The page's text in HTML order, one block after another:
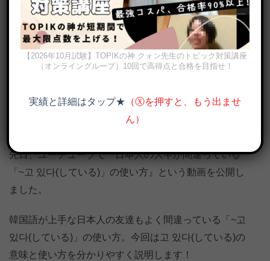
고 있다, 고 있어요(している)の意味と様々な使い方
先日、ユーチューブで『日本人の大半が間違っている
「~고 있다(している)」の使い方』という動画を公開し
ました。
韓国語が上手な日本人の友達もよく間違っている「~고
있다(している)」の使い方。今回は고 있다(している)の
意味と使い方を分かりやすく説明します！
【2026年10月試験】TOPIKの神 クォン先生のトピック対策講座
（オンライングループ）10回で高得点と合格を目指せ！
実績と詳細はタップ★ （Ⓧを押すと、もう出ませ
ん）